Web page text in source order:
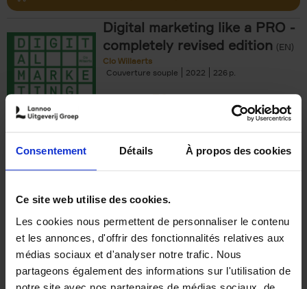
Consentement Détails À propos des cookies
Ce site web utilise des cookies.
Les cookies nous permettent de personnaliser le contenu
et les annonces, d'offrir des fonctionnalités relatives aux
médias sociaux et d'analyser notre trafic. Nous
partageons également des informations sur l'utilisation de
Digital marketing like a PRO -
completely revised edition (EN)
Clo Willaerts
Couverture souple
2022 226
€35,50
The Offer You Can't
Refuse
Steven Van Belleghem
Couverture souple
2020 256